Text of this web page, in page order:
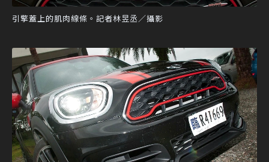
引擎蓋上的肌肉線條。記者林昱丞／攝影